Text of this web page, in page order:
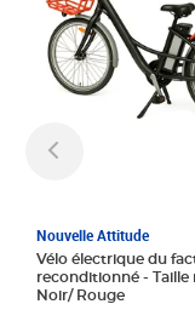
Nouvelle Attitude
Vélo électrique du
reconditionné - Taille normale -
Noir/ Rouge